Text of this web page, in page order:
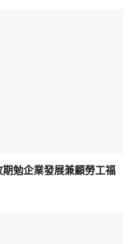
勉企業發展兼顧勞工福